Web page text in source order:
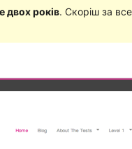
двох років. Скоріш за